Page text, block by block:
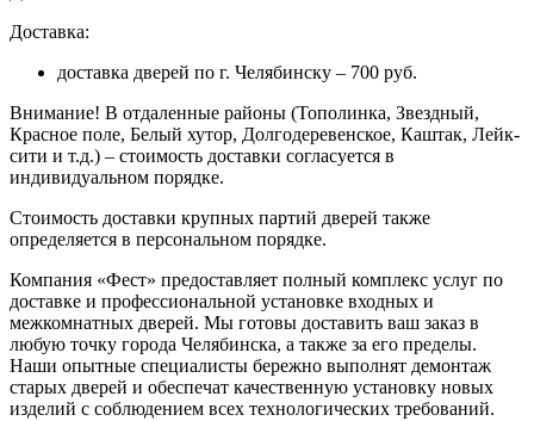
Доставка:
доставка дверей по г. Челябинску – 700 руб.
Внимание! В отдаленные районы (Тополинка, Звездный,
Красное поле, Белый хутор, Долгодеревенское, Каштак, Лейк-
сити и т.д.) – стоимость доставки согласуется в
индивидуальном порядке.
Стоимость доставки крупных партий дверей также
определяется в персональном порядке.
Компания «Фест» предоставляет полный комплекс услуг по
доставке и профессиональной установке входных и
межкомнатных дверей. Мы готовы доставить ваш заказ в
любую точку города Челябинска, а также за его пределы.
Наши опытные специалисты бережно выполнят демонтаж
старых дверей и обеспечат качественную установку новых
изделий с соблюдением всех технологических требований.